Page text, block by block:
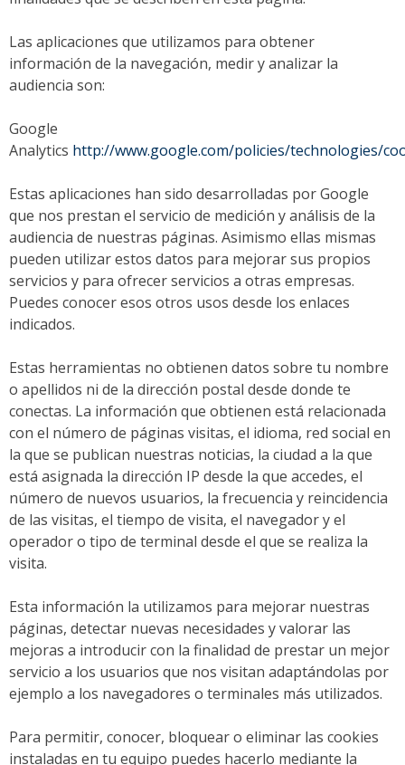
Las aplicaciones que utilizamos para obtener
información de la navegación, medir y analizar la
audiencia son:
Google
Analytics http://www.google.com/policies/technologies/
Estas aplicaciones han sido desarrolladas por Google
que nos prestan el servicio de medición y análisis de la
audiencia de nuestras páginas. Asimismo ellas mismas
pueden utilizar estos datos para mejorar sus propios
servicios y para ofrecer servicios a otras empresas.
Puedes conocer esos otros usos desde los enlaces
indicados.
Estas herramientas no obtienen datos sobre tu nombre
o apellidos ni de la dirección postal desde donde te
conectas. La información que obtienen está relacionada
con el número de páginas visitas, el idioma, red social en
la que se publican nuestras noticias, la ciudad a la que
está asignada la dirección IP desde la que accedes, el
número de nuevos usuarios, la frecuencia y reincidencia
de las visitas, el tiempo de visita, el navegador y el
operador o tipo de terminal desde el que se realiza la
visita.
Esta información la utilizamos para mejorar nuestras
páginas, detectar nuevas necesidades y valorar las
mejoras a introducir con la finalidad de prestar un mejor
servicio a los usuarios que nos visitan adaptándolas por
ejemplo a los navegadores o terminales más utilizados.
Para permitir, conocer, bloquear o eliminar las cookies
instaladas en tu equipo puedes hacerlo mediante la